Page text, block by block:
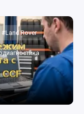
#Land Rover